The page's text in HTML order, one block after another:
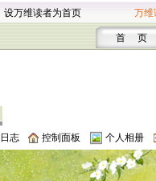
设万维读者为首页 万维
首 页
志 控制面板 个人相册